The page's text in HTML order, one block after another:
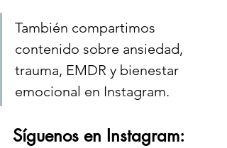
También compartimos
contenido sobre ansiedad,
trauma, EMDR y bienestar
emocional en Instagram.
Síguenos en Instagram: